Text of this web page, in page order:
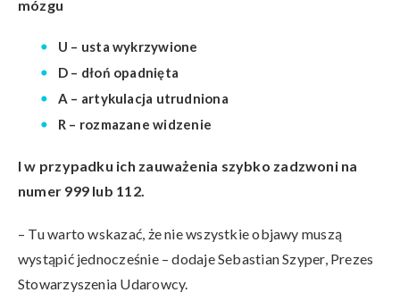
mózgu
U – usta wykrzywione
D – dłoń opadnięta
A – artykulacja utrudniona
R – rozmazane widzenie
I w przypadku ich zauważenia szybko zadzwoni na
numer 999 lub 112.
– Tu warto wskazać, że nie wszystkie objawy muszą
wystąpić jednocześnie – dodaje Sebastian Szyper, Prezes
Stowarzyszenia Udarowcy.